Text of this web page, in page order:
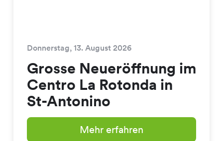
Donnerstag, 13. August 2026
Grosse Neueröffnung im
Centro La Rotonda in
St-Antonino
Mehr erfahren